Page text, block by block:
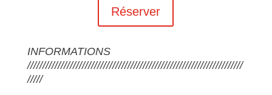
Réserver
INFORMATIONS
///////////////////////////////////////////////////////////////////////
/////